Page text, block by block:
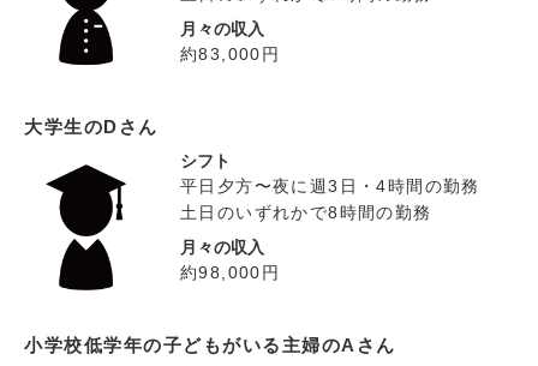
月々の収入
約83,000円
大学生のDさん
シフト
平日夕方〜夜に週3日・4時間の勤務
土日のいずれかで8時間の勤務
月々の収入
約98,000円
小学校低学年の子どもがいる主婦のAさん